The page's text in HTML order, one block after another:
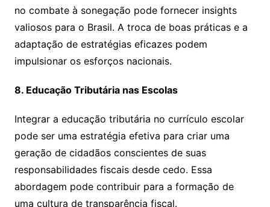
no combate à sonegação pode fornecer insights
valiosos para o Brasil. A troca de boas práticas e a
adaptação de estratégias eficazes podem
impulsionar os esforços nacionais.
8. Educação Tributária nas Escolas
Integrar a educação tributária no currículo escolar
pode ser uma estratégia efetiva para criar uma
geração de cidadãos conscientes de suas
responsabilidades fiscais desde cedo. Essa
abordagem pode contribuir para a formação de
uma cultura de transparência fiscal.